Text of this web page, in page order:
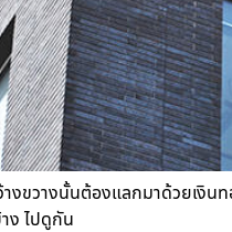
งขวางนั้นต้องแลกมาด้วยเ
ง ไปดูกัน